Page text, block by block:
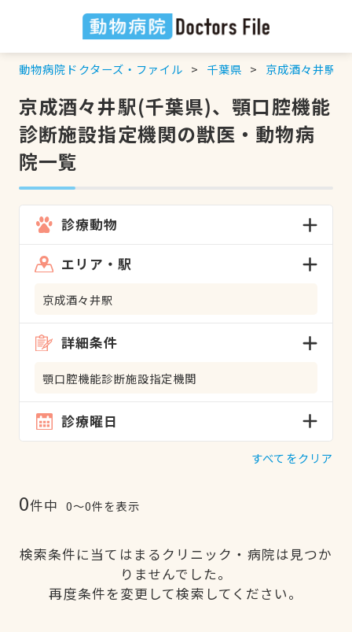
動物病院ドクターズ・ファイル 千葉県 京成酒々井駅
京成酒々井駅(千葉県)、顎口腔機能
診断施設指定機関の獣医・動物病
院一覧
診療動物
エリア・駅
京成酒々井駅
詳細条件
顎口腔機能診断施設指定機関
診療曜日
すべてをクリア
0件中 0〜0件を表示
検索条件に当てはまるクリニック・病院は見つか
りませんでした。
再度条件を変更して検索してください。